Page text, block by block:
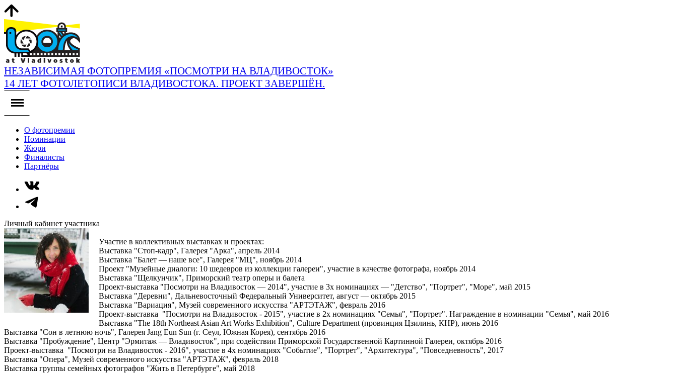
НЕЗАВИСИМАЯ ФОТОПРЕМИЯ «ПОСМОТРИ НА ВЛАДИВОСТОК»
14 ЛЕТ ФОТОЛЕТОПИСИ ВЛАДИВОСТОКА. ПРОЕКТ ЗАВЕРШЁН.
О фотопремии
Номинации
Жюри
Финалисты
Партнёры
Личный кабинет участника
Участие в коллективных выставках и проектах:
Выставка "Стоп-кадр", Галерея "Арка", апрель 2014
Выставка "Балет — наше все", Галерея "МЦ", ноябрь 2014
Проект "Музейные диалоги: 10 шедевров из коллекции галереи", участие в качестве фотографа, ноябрь 2014
Выставка "Щелкунчик", Приморский театр оперы и балета
Проект-выставка "Посмотри на Владивосток — 2014", участие в 3х номинациях — "Детство", "Портрет", "Море", май 2015
Выставка "Деревни", Дальневосточный Федеральный Университет, август — октябрь 2015
Выставка "Вариация", Музей современного искусства "АРТЭТАЖ", февраль 2016
Проект-выставка "Посмотри на Владивосток - 2015", участие в 2х номинациях "Семья", "Портрет". Награждение в номинации "Семья", май 2016
Выставка "The 18th Northeast Asian Art Works Exhibition", Culture Department (провинция Цзилинь, КНР), июнь 2016
Выставка "Сон в летнюю ночь", Галерея Jang Eun Sun (г. Сеул, Южная Корея), сентябрь 2016
Выставка "Пробуждение", Центр "Эрмитаж — Владивосток", при содействии Приморской Государственной Картинной Галереи, октябрь 2016
Проект-выставка "Посмотри на Владивосток - 2016", участие в 4х номинациях "Событие", "Портрет", "Архитектура", "Повседневность", 2017
Выставка "Опера", Музей современного искусства "АРТЭТАЖ", февраль 2018
Выставка группы семейных фотографов "Жить в Петербурге", май 2018